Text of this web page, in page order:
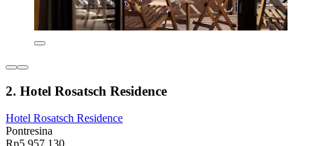
2. Hotel Rosatsch Residence
Hotel Rosatsch Residence
Pontresina